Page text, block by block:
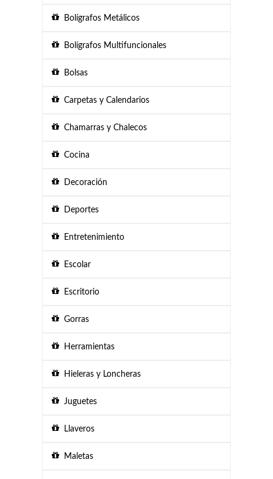
Bolígrafos Metálicos
Bolígrafos Multifuncionales
Bolsas
Carpetas y Calendarios
Chamarras y Chalecos
Cocina
Decoración
Deportes
Entretenimiento
Escolar
Escritorio
Gorras
Herramientas
Hieleras y Loncheras
Juguetes
Llaveros
Maletas